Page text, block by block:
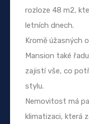
rozloze 48 m2,
letních dnech.
Kromě úžasných
Mansion také
zajistí vše, co
stylu.
Nemovitost má
klimatizaci, která